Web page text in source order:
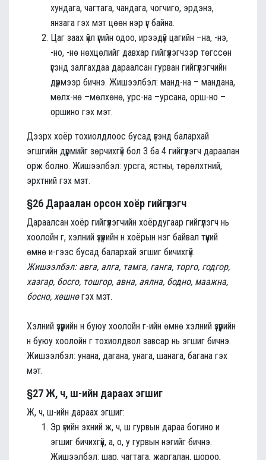
хундага, чагтага, чандага, чогчиго, эрдэнэ,
янзага гэх мэт цөөн нэр үг байна.
Цаг заах үйл үгийн одоо, ирээдүй цагийн –на, -нэ,
-но, -нө нөхцөлийг давхар гийгүүлэгчээр төгссөн
үгэнд залгахдаа дараалсан гурван гийгүүлэгчийн
дүрмээр бичнэ. Жишээлбэл: манд-на – мандана,
мөлх-нө –мөлхөнө, урс-на –урсана, орш-но –
оршино гэх мэт.
Дээрх хоёр тохиолдлоос бусад үгэнд балархай
эгшгийн дүрмийг зөрчихгүй бол 3 ба 4 гийгүүлэгч дараалан
орж болно. Жишээлбэл: урсга, ястны, төрөлхтний,
эрхтний гэх мэт.
§26 Дараалан орсон хоёр гийгүүлэгч
Дараалсан хоёр гийгүүлэгчийн хоёрдугаар гийгүүлэгч нь
хоолойн г, хэлний үзүүрийн н хоёрын нэг байвал түүний
өмнө и-гээс бусад балархай эгшиг бичихгүй.
Жишээлбэл: авга, алга, тамга, ганга, торго, годгор,
хазгар, босго, тошгор, авна, аялна, бодно, маажна,
босно, хөшнөгэх мэт.
Хэлний үзүүрийн н буюу хоолойн г-ийн өмнө хэлний үзүүрийн
н буюу хоолойн г тохиолдвол завсар нь эгшиг бичнэ.
Жишээлбэл: унана, дагана, унага, шанага, багана гэх
мэт.
§27 Ж, ч, ш-ийн дараах эгшиг
Ж, ч, ш-ийн дараах эгшиг:
Эр үгийн эхний ж, ч, ш гурвын дараа богино и
эгшиг бичихгүй, а, о, у гурвын нэгийг бичнэ.
Жишээлбэл: шар, чагтага, жаргалан, шороо,